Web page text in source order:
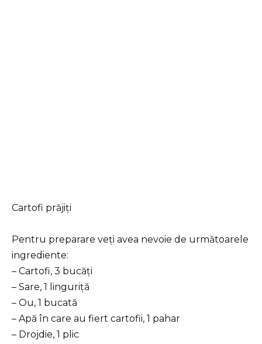
Cartofi prăjiți
Pentru preparare veți avea nevoie de următoarele
ingrediente:
– Cartofi, 3 bucăți
– Sare, 1 linguriță
– Ou, 1 bucată
– Apă în care au fiert cartofii, 1 pahar
– Drojdie, 1 plic